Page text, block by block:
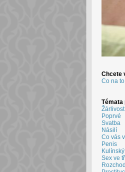
Chcete
Co na
Témata
Žárlivost
Poprvé
Svatba
Násilí
Co vás
Penis
Kulínský
Sex ve
Rozchod